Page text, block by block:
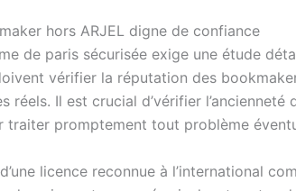
hors ARJEL digne de confiance
de paris sécurisée exige une étude
vérifier la réputation des
réels. Il est crucial d’vérifier
traiter promptement tout problème
licence reconnue à l’international